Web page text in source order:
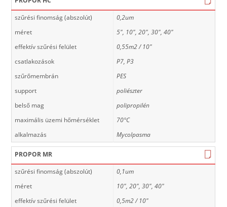
szűrési finomság (abszolút)
0,2um
méret
5", 10", 20", 30", 40"
effektív szűrési felület
0,55m2 / 10"
csatlakozások
P7, P3
szűrőmembrán
PES
support
poliészter
belső mag
polipropilén
maximális üzemi hőmérséklet
70°C
alkalmazás
Mycolpasma
PROPOR MR
szűrési finomság (abszolút)
0,1um
méret
10", 20", 30", 40"
effektív szűrési felület
0,5m2 / 10"